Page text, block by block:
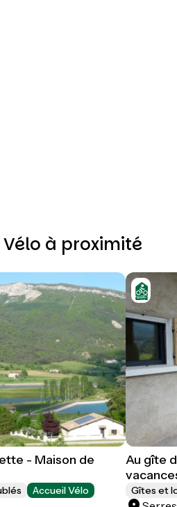
Vélo à proximité
- Maison de
Accueil Vélo
Au gîte
Gîtes et